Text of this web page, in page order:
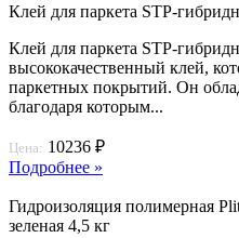
Клей для паркета STP-
Клей для паркета STP-
высококачественный клей,
паркетных покрытий. Он
благодаря которым...
Цена: 10236 ₽
Подробнее »
Гидроизоляция полимерная
зеленая 4,5 кг